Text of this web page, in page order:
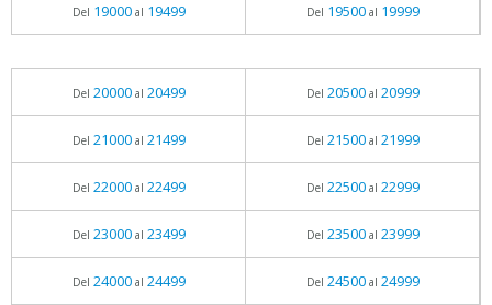
Del 19000al 19499 Del 19500al 19999
Del 20000al 20499 Del 20500al 20999
Del 21000al 21499 Del 21500al 21999
Del 22000al 22499 Del 22500al 22999
Del 23000al 23499 Del 23500al 23999
Del 24000al 24499 Del 24500al 24999